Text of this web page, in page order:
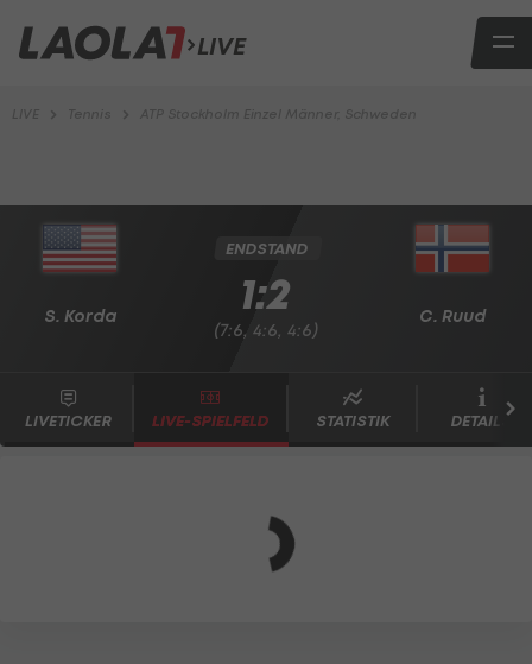
LIVE
LIVE Tennis ATP Stockholm Einzel Männer, Schweden
S. Korda C. Ruud
ENDSTAND
1:2
(7:6, 4:6, 4:6)
LIVETICKER LIVE-SPIELFELD STATISTIK DETAILS